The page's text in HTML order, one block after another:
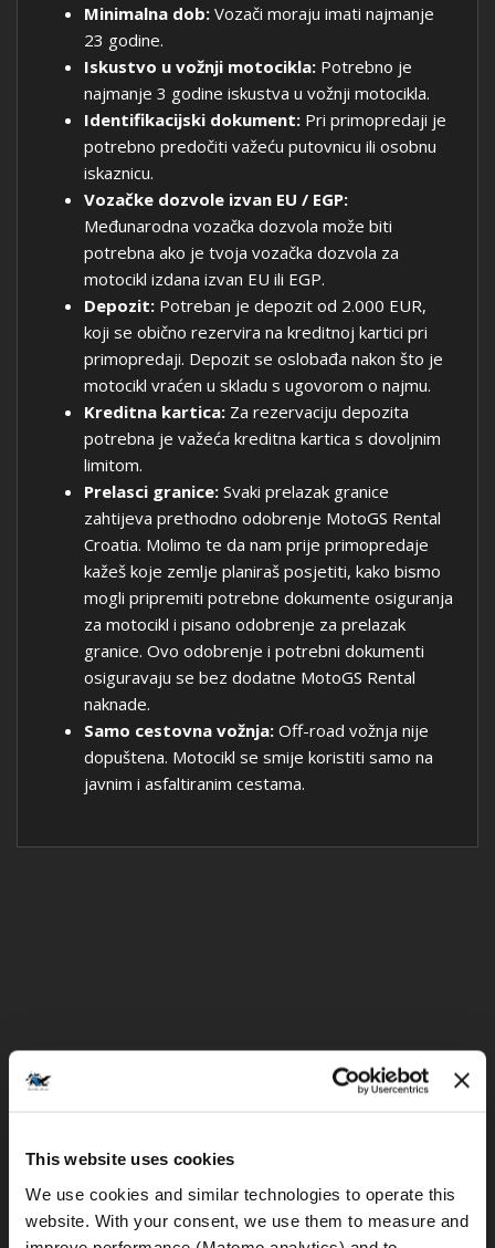
This website uses cookies
We use cookies and similar technologies to operate this
website. With your consent, we use them to measure and
Minimalna dob: Vozači moraju imati najmanje
23 godine.
Iskustvo u vožnji motocikla: Potrebno je
najmanje 3 godine iskustva u vožnji motocikla.
Identifikacijski dokument: Pri primopredaji je
potrebno predočiti važeću putovnicu ili osobnu
iskaznicu.
Vozačke dozvole izvan EU / EGP:
Međunarodna vozačka dozvola može biti
potrebna ako je tvoja vozačka dozvola za
motocikl izdana izvan EU ili EGP.
Depozit: Potreban je depozit od 2.000 EUR,
koji se obično rezervira na kreditnoj kartici pri
primopredaji. Depozit se oslobađa nakon što je
motocikl vraćen u skladu s ugovorom o najmu.
Kreditna kartica: Za rezervaciju depozita
potrebna je važeća kreditna kartica s dovoljnim
limitom.
Prelasci granice: Svaki prelazak granice
zahtijeva prethodno odobrenje MotoGS Rental
Croatia. Molimo te da nam prije primopredaje
kažeš koje zemlje planiraš posjetiti, kako bismo
mogli pripremiti potrebne dokumente osiguranja
za motocikl i pisano odobrenje za prelazak
granice. Ovo odobrenje i potrebni dokumenti
osiguravaju se bez dodatne MotoGS Rental
naknade.
Samo cestovna vožnja: Off-road vožnja nije
dopuštena. Motocikl se smije koristiti samo na
javnim i asfaltiranim cestama.